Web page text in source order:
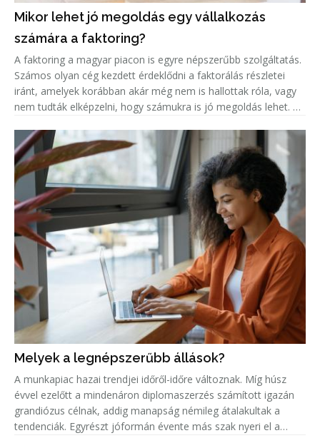
Mikor lehet jó megoldás egy vállalkozás
számára a faktoring?
A faktoring a magyar piacon is egyre népszerűbb szolgáltatás.
Számos olyan cég kezdett érdeklődni a faktorálás részletei
iránt, amelyek korábban akár még nem is hallottak róla, vagy
nem tudták elképzelni, hogy számukra is jó megoldás lehet. A
Melyek a legnépszerűbb állások?
A munkapiac hazai trendjei időről-időre változnak. Míg húsz
évvel ezelőtt a mindenáron diplomaszerzés számított igazán
grandiózus célnak, addig manapság némileg átalakultak a
tendenciák. Egyrészt jóformán évente más szak nyeri el a